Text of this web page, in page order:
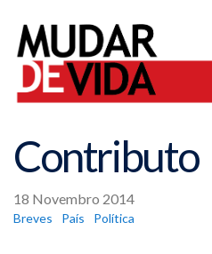
Contributo
18 Novembro 2014
Breves País Política